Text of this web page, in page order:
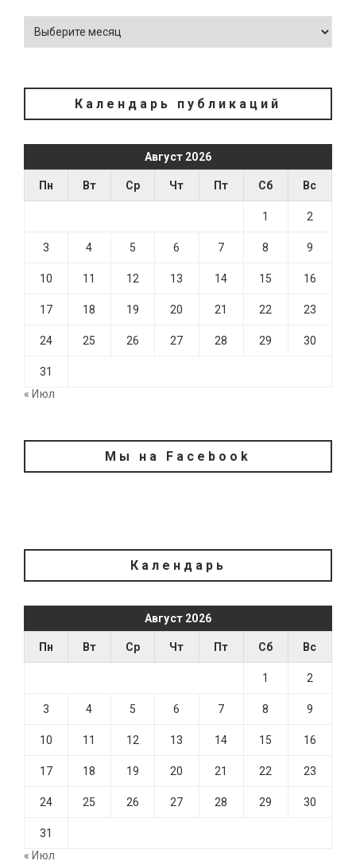
Календарь публикаций
Август 2026
Пн Вт Ср Чт Пт Сб Вс
1 2
3 4 5 6 7 8 9
10 11 12 13 14 15 16
17 18 19 20 21 22 23
24 25 26 27 28 29 30
31
« Июл
Мы на Facebook
Календарь
Август 2026
Пн Вт Ср Чт Пт Сб Вс
1 2
3 4 5 6 7 8 9
10 11 12 13 14 15 16
17 18 19 20 21 22 23
24 25 26 27 28 29 30
31
« Июл